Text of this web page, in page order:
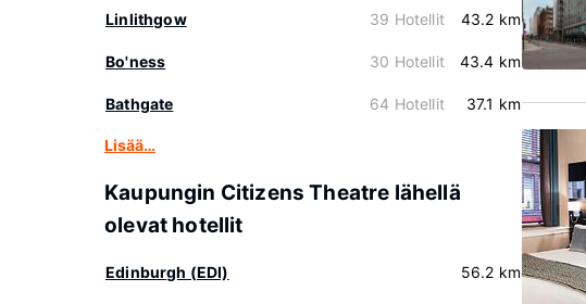
Linlithgow 39 Hotellit 43.2 km
Bo'ness 30 Hotellit 43.4 km
Bathgate 64 Hotellit 37.1 km
Lisää…
Kaupungin Citizens Theatre lähellä
olevat hotellit
Edinburgh (EDI) 56.2 km